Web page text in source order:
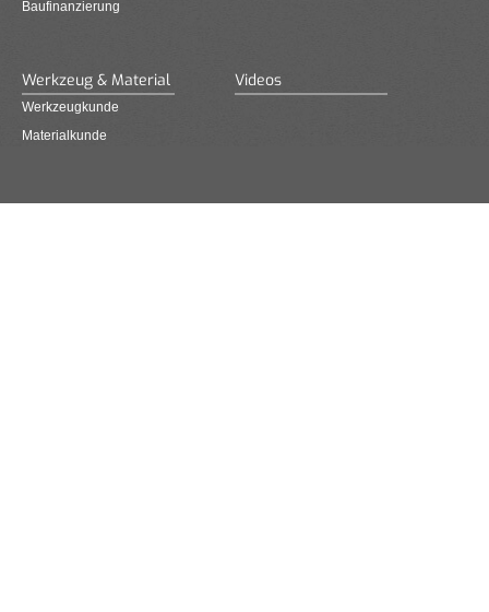
Baufinanzierung
Werkzeug & Material
Werkzeugkunde
Materialkunde
Videos